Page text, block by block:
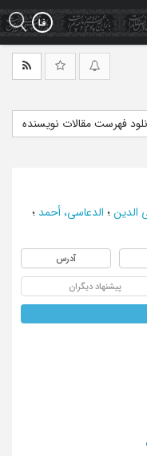
فهرست مقالات نویسنده
الدین ؛ الدعاسی، أحمد ؛
آدرس
پیشنهاد دیگران